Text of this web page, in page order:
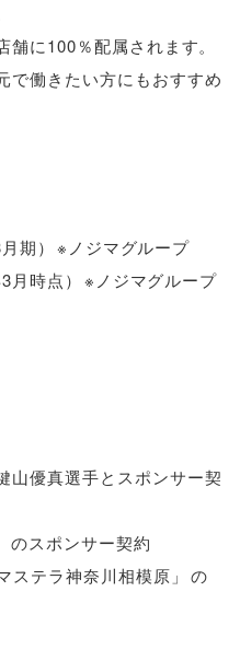
舗に100％配属されます。
で働きたい方にもおすすめ
期） ※ノジマグループ
月時点） ※ノジマグループ
山優真選手とスポンサー契
のスポンサー契約
ステラ神奈川相模原 」 の